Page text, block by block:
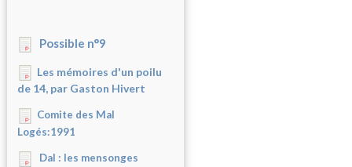
Possible n°9
Les mémoires d'un poilu
de 14, par Gaston Hivert
Comite des Mal
Logés:1991
Dal : les mensonges